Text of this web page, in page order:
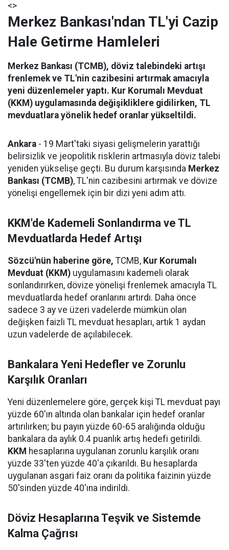
<>
Merkez Bankası'ndan TL'yi Cazip
Hale Getirme Hamleleri
Merkez Bankası (TCMB), döviz talebindeki artışı
frenlemek ve TL'nin cazibesini artırmak amacıyla
yeni düzenlemeler yaptı. Kur Korumalı Mevduat
(KKM) uygulamasında değişikliklere gidilirken, TL
mevduatlara yönelik hedef oranlar yükseltildi.
Ankara - 19 Mart'taki siyasi gelişmelerin yarattığı
belirsizlik ve jeopolitik risklerin artmasıyla döviz talebi
yeniden yükselişe geçti. Bu durum karşısında Merkez
Bankası (TCMB), TL'nin cazibesini artırmak ve dövize
yönelişi engellemek için bir dizi yeni adım attı.
KKM'de Kademeli Sonlandırma ve TL
Mevduatlarda Hedef Artışı
Sözcü'nün haberine göre, TCMB, Kur Korumalı
Mevduat (KKM) uygulamasını kademeli olarak
sonlandırırken, dövize yönelişi frenlemek amacıyla TL
mevduatlarda hedef oranlarını artırdı. Daha önce
sadece 3 ay ve üzeri vadelerde mümkün olan
değişken faizli TL mevduat hesapları, artık 1 aydan
uzun vadelerde de açılabilecek.
Bankalara Yeni Hedefler ve Zorunlu
Karşılık Oranları
Yeni düzenlemelere göre, gerçek kişi TL mevduat payı
yüzde 60'ın altında olan bankalar için hedef oranlar
artırılırken; bu payın yüzde 60-65 aralığında olduğu
bankalara da aylık 0.4 puanlık artış hedefi getirildi.
KKM hesaplarına uygulanan zorunlu karşılık oranı
yüzde 33'ten yüzde 40'a çıkarıldı. Bu hesaplarda
uygulanan asgari faiz oranı da politika faizinin yüzde
50'sinden yüzde 40'ına indirildi.
Döviz Hesaplarına Teşvik ve Sistemde
Kalma Çağrısı